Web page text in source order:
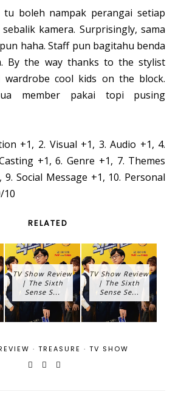
tu boleh nampak perangai setiap
kamera. Surprisingly, sama
haha. Staff pun bagitahu benda
By the way thanks to the stylist
wardrobe cool kids on the block.
member pakai topi pusing
+1, 2. Visual +1, 3. Audio +1, 4.
+1, 6. Genre +1, 7. Themes
9. Social Message +1, 10. Personal
10
RELATED
TV Show Review
| The Sixth
Sense S...
TV Show Review
| The Sixth
Sense Se...
· TREASURE · TV SHOW